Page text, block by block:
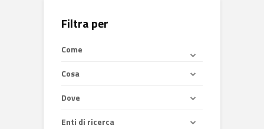
Filtra per
Come
Cosa
Dove
Enti di ricerca